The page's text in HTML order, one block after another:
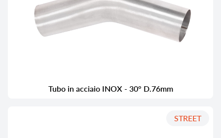
Tubo in acciaio INOX - 30° D.76mm
STREET